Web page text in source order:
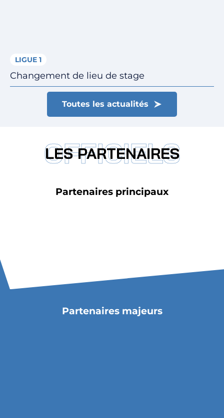
Toutes les actualités
LIGUE 1
Changement de lieu de stage
OFFICIELS
LES PARTENAIRES
Partenaires principaux
Partenaires majeurs